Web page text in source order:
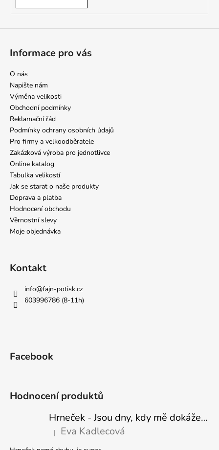
Informace pro vás
O nás
Napište nám
Výměna velikosti
Obchodní podmínky
Reklamační řád
Podmínky ochrany osobních údajů
Pro firmy a velkoodběratele
Zakázková výroba pro jednotlivce
Online katalog
Tabulka velikostí
Jak se starat o naše produkty
Doprava a platba
Hodnocení obchodu
Věrnostní slevy
Moje objednávka
Kontakt
info@fajn-potisk.cz
603996786 (8-11h)
Facebook
Hodnocení produktů
Hrneček - Jsou dny, kdy mě dokáže nasrat i vzduch - Sova
Hodnocení produktu je 5 z 5 hvězdiček.
| Eva Kadlecová